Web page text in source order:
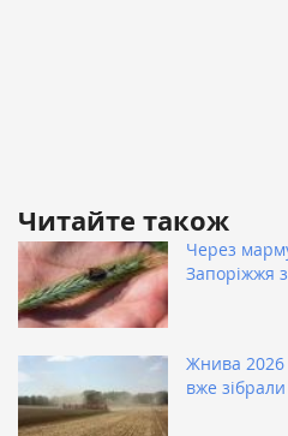
Читайте також
Через
Запоріжжя
Жнива 2026
вже